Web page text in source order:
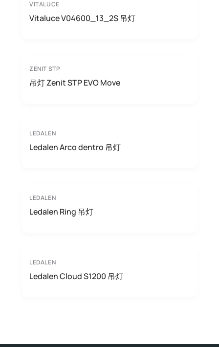
VITALUCE
Vitaluce V04600_13_2S 吊灯
ZENIT STP
吊灯 Zenit STP EVO Move
LEDALEN
Ledalen Arco dentro 吊灯
LEDALEN
Ledalen Ring 吊灯
LEDALEN
Ledalen Cloud S1200 吊灯